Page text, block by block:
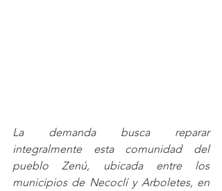
La demanda busca reparar
integralmente esta comunidad del
pueblo Zenú, ubicada entre los
municipios de Necoclí y Arboletes, en